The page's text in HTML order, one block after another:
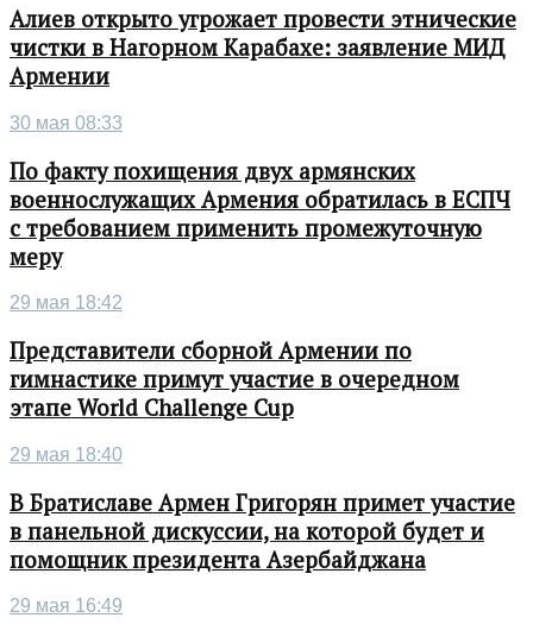
Алиев открыто угрожает провести этнические
чистки в Нагорном Карабахе: заявление МИД
Армении
30 мая 08:33
По факту похищения двух армянских
военнослужащих Армения обратилась в ЕСПЧ
с требованием применить промежуточную
меру
29 мая 18:42
Представители сборной Армении по
гимнастике примут участие в очередном
этапе World Challenge Cup
29 мая 18:40
В Братиславе Армен Григорян примет участие
в панельной дискуссии, на которой будет и
помощник президента Азербайджана
29 мая 16:49